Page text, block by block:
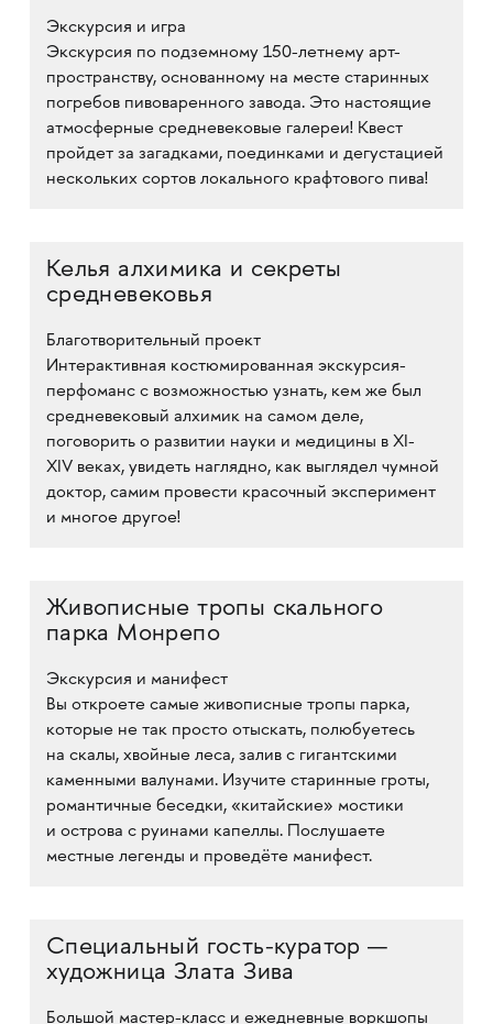
Экскурсия и игра
Экскурсия по подземному 150-летнему арт-
пространству, основанному на месте старинных
погребов пивоваренного завода. Это настоящие
атмосферные средневековые галереи! Квест
пройдет за загадками, поединками и дегустацией
нескольких сортов локального крафтового пива!
Келья алхимика и секреты
средневековья
Благотворительный проект
Интерактивная костюмированная экскурсия-
перфоманс с возможностью узнать, кем же был
средневековый алхимик на самом деле,
поговорить о развитии науки и медицины в XI-
XIV веках, увидеть наглядно, как выглядел чумной
доктор, самим провести красочный эксперимент
и многое другое!
Живописные тропы скального
парка Монрепо
Экскурсия и манифест
Вы откроете самые живописные тропы парка,
которые не так просто отыскать, полюбуетесь
на скалы, хвойные леса, залив с гигантскими
каменными валунами. Изучите старинные гроты,
романтичные беседки, «китайские» мостики
и острова с руинами капеллы. Послушаете
местные легенды и проведёте манифест.
Специальный гость-куратор —
художница Злата Зива
Большой мастер-класс и ежедневные воркшопы